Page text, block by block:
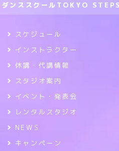
ダンススクールTOKYO
スケジュール
インストラクター
休講・代講情報
スタジオ案内
イベント・発表会
レンタルスタジオ
NEWS
キャンペーン